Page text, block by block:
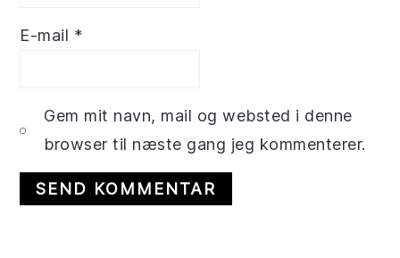
E-mail *
Gem mit navn, mail og websted i denne
browser til næste gang jeg kommenterer.